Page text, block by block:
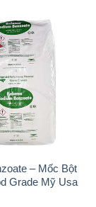
– Mốc Bột
Grade Mỹ Usa